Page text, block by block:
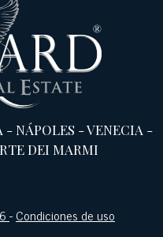
-NÁPOLES -VENECIA -
DEI MARMI
-Condiciones de uso